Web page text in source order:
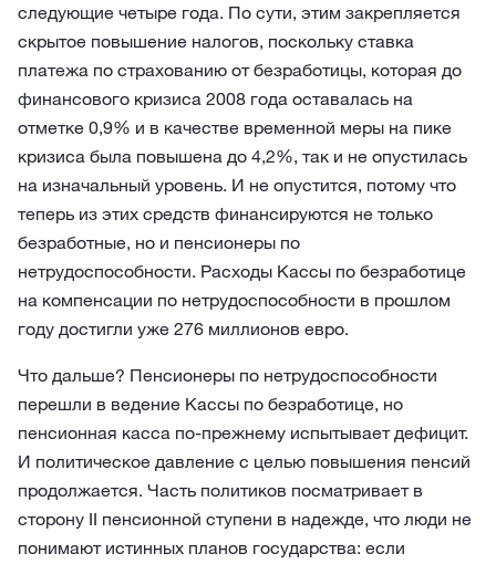
следующие четыре года. По сути, этим закрепляется
скрытое повышение налогов, поскольку ставка
платежа по страхованию от безработицы, которая до
финансового кризиса 2008 года оставалась на
отметке 0,9% и в качестве временной меры на пике
кризиса была повышена до 4,2%, так и не опустилась
на изначальный уровень. И не опустится, потому что
теперь из этих средств финансируются не только
безработные, но и пенсионеры по
нетрудоспособности. Расходы Кассы по безработице
на компенсации по нетрудоспособности в прошлом
году достигли уже 276 миллионов евро.
Что дальше? Пенсионеры по нетрудоспособности
перешли в ведение Кассы по безработице, но
пенсионная касса по-прежнему испытывает дефицит.
И политическое давление с целью повышения пенсий
продолжается. Часть политиков посматривает в
сторону II пенсионной ступени в надежде, что люди не
понимают истинных планов государства: если